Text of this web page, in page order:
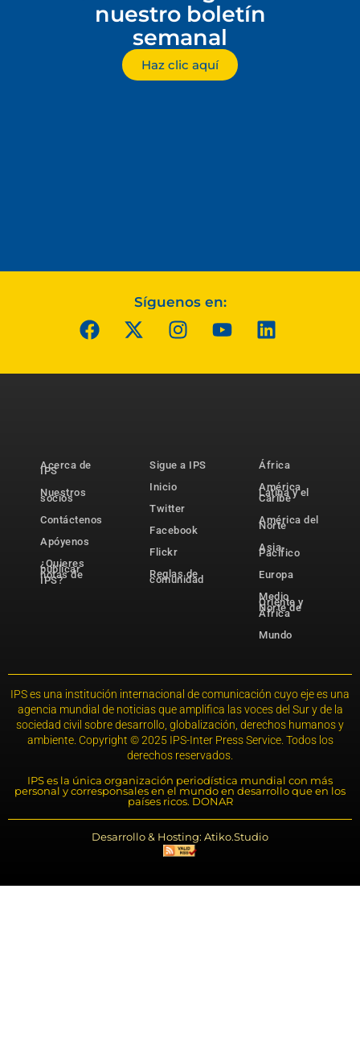
nuestro boletín
semanal
Haz clic aquí
Síguenos en:
Acerca de
IPS
Nuestros
socios
Contáctenos
Apóyenos
¿Quieres
publicar
notas de
IPS?
Sigue a IPS
Inicio
Twitter
Facebook
Flickr
Reglas de
comunidad
África
América
Latina y el
Caribe
América del
Norte
Asia-
Pacífico
Europa
Medio
Oriente y
Norte de
África
Mundo
IPS es una institución internacional de comunicación cuyo eje es una
agencia mundial de noticias que amplifica las voces del Sur y de la
sociedad civil sobre desarrollo, globalización, derechos humanos y
ambiente. Copyright © 2025 IPS-Inter Press Service. Todos los
derechos reservados.
IPS es la única organización periodística mundial con más
personal y corresponsales en el mundo en desarrollo que en los
países ricos. DONAR
Desarrollo & Hosting: Atiko.Studio